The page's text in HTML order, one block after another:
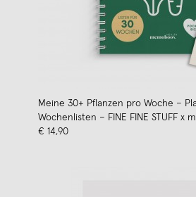
Meine 30+ Pflanzen pro Woche –
Wochenlisten – FINE FINE STUFF x
€ 14,90